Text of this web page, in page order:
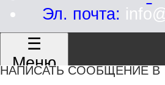
Эл. почта:
☰
Меню
НАПИСАТЬ СООБЩЕНИЕ В